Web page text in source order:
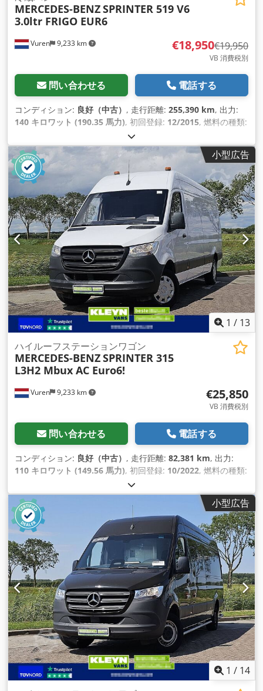
Vuren 9,233 km
MERCEDES-BENZSPRINTER 519 V6
3.0ltr FRIGO EUR6
€18,950€19,950
VB 消費税別
問い合わせる 電話する
コンディション: 良好（中古） , 走行距離: 255,390 km, 出力:
140 キロワット (190.35 馬力), 初回登録: 12/2015, 燃料の種類:
205/75R16
イールベース:3,660 mm, 燃料:ディーゼル, 色:白色, 運転席:
デイキャブ
機械式 , ギア数:6, 排出クラス: ユーロ6 ,
サスペンション:
, 座席数:3, 全長:6,200 mm , 全幅:2,380
mm, 全高: 3,100 mm, 荷室長:3,330 mm , 荷室幅:2,150 mm,
荷室高:1,950 mm, 製造年: , 装備: ABS（アンチロック・
ブレーキ・システム）, エアコン, シートヒーター, セントラル
ロック, テールリフト, トラクションコントロール, ナビゲーシ
ョンシステム, ブルートゥース, 電動ウィンドウ調節, 電動ミラ
ー,
小型広告
1 / 13
Vuren 9,233 km
ハイルーフステーションワゴン
MERCEDES-BENZSPRINTER 315
L3H2 Mbux AC Euro6!
€25,850
VB 消費税別
問い合わせる 電話する
コンディション: 良好（中古） , 走行距離: 82,381 km, 出力:
110 キロワット (149.56 馬力), 初回登録: 10/2022, 燃料の種類:
235/65R16
イールベース:4,330 mm, 燃料:ディーゼル, 色:白色, 運転席:
デイキャブ
, ギア数: , 排出クラス: ユーロ6,
サスペンション:
, 座席数:3, 全長:7,200 mm, 全幅:2,020
mm, 全高: 2,800 mm, 荷室長:4,320 mm, 荷室幅:1,780 mm,
荷室高:1,920 mm , 製造年: 2022 , 装備:
ABS（アンチロック・
ブレーキ・システム）, アップル CarPlay, エアコン, クルーズ
コントロール, セントラルロック, トラクションコントロール,
トレーラー連結装置, ブルートゥース, 電動ウィンドウ調節, 電
動ミラー,
小型広告
1 / 14